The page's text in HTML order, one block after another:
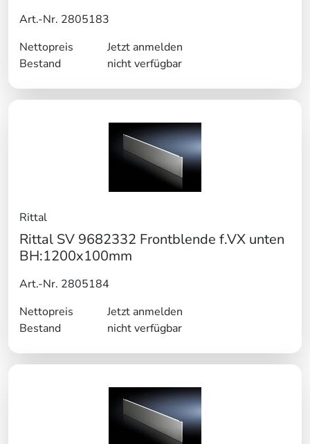
Art.-Nr. 2805183
Nettopreis
Jetzt anmelden
Bestand
nicht verfügbar
Rittal
Rittal SV 9682332 Frontblende f.VX unten
BH:1200x100mm
Art.-Nr. 2805184
Nettopreis
Jetzt anmelden
Bestand
nicht verfügbar